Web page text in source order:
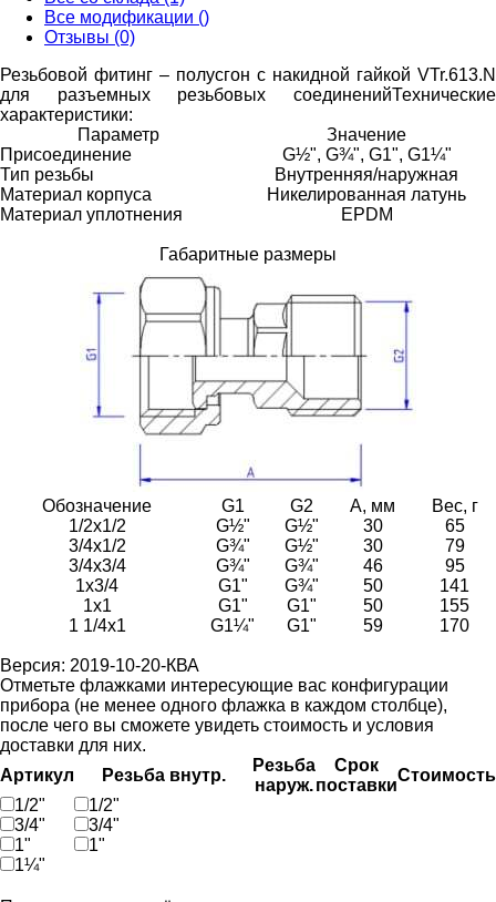
Все модификации ()
Отзывы (0)
Резьбовой фитинг – полусгон с накидной гайкой VTr.613.N
для разъемных резьбовых соединенийТехнические
характеристики:
Параметр
Значение
Присоединение
G½", G¾", G1", G1¼"
Тип резьбы
Внутренняя/наружная
Материал корпуса
Никелированная латунь
Материал уплотнения
EPDM
Габаритные размеры
Обозначение G1 G2 A, мм
Вес, г
1/2х1/2
G½" G½" 30
65
3/4х1/2
G¾" G½" 30
79
3/4х3/4
G¾" G¾" 46
95
1х3/4
G1" G¾" 50
141
1х1
G1" G1" 50
155
1 1/4х1
G1¼" G1" 59 170
Версия: 2019-10-20-КВА
Отметьте флажками интересующие вас конфигурации
прибора (не менее одного флажка в каждом столбце),
после чего вы сможете увидеть стоимость и условия
доставки для них.
Артикул
Резьба внутр.
Резьба
наруж.
Срок
поставки
Стоимость
1/2"
3/4"
1"
1¼"
1/2"
3/4"
1"